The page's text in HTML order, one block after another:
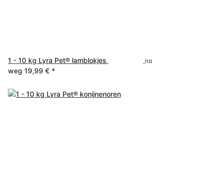
1 - 10 kg Lyra Pet® lamblokjes (12)
weg 19,99 € *